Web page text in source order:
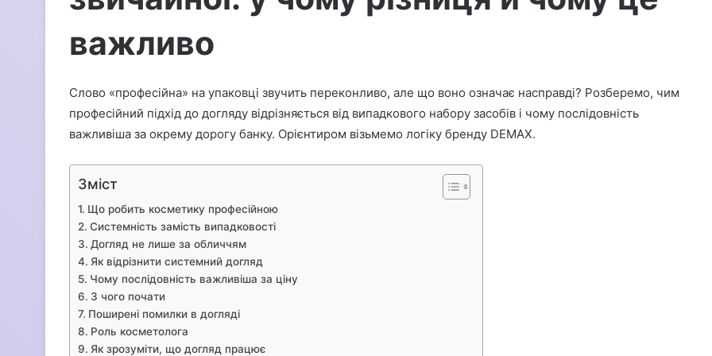
важливо
Слово «професійна» на упаковці звучить переконливо, але що воно означає насправді? Розберемо, чим
професійний підхід до догляду відрізняється від випадкового набору засобів і чому послідовність
важливіша за окрему дорогу банку. Орієнтиром візьмемо логіку бренду DEMAX.
Зміст
Що робить косметику професійною
Системність замість випадковості
Догляд не лише за обличчям
Як відрізнити системний догляд
Чому послідовність важливіша за ціну
З чого почати
Поширені помилки в догляді
Роль косметолога
Як зрозуміти, що догляд працює